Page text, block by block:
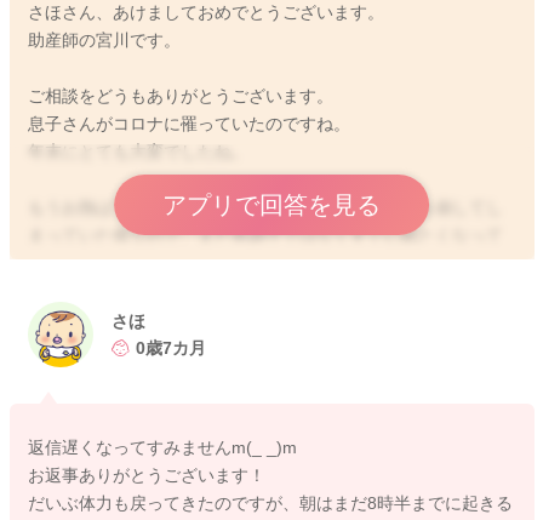
さほさん、あけましておめでとうございます。
助産師の宮川です。
ご相談をどうもありがとうございます。
息子さんがコロナに罹っていたのですね。
年末にとても大変でしたね。
もうお熱は下がってくれているということで、体調を崩してし
まっていた後なので、まだ本調子ではなくすぐに眠たくなって
しまうことはあると思います。
朝起きる時間が遅くなっていて、夜の寝る時間も遅くなってい
るようなのですが、そろそろ朝起こしてあげる時間をいつも通
1日の始まりが早くなることで、夜の寝る時間も変わっていきま
すよ。
アプリで回答を見る
さほ
0歳7カ月
返信遅くなってすみませんm(_ _)m
お返事ありがとうございます！
だいぶ体力も戻ってきたのですが、朝はまだ8時半までに起きる